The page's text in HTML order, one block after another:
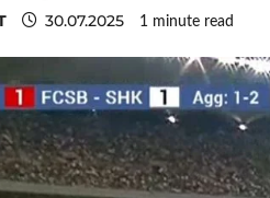
30.07.2025 1 minute read